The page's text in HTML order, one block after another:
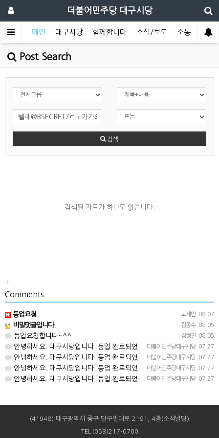
더불어민주당 대구시당
메인 대구시당 함께합니다 소식/보도 소통
Post Search
검색
검색된 자료가 하나도 없습니다.
+
Comments
노재민 08.07
등업요청
김종수 08.05
비밀댓글입니다.
김형진 08.05
등업요청합니다~^^
더불어민주당대구시당 07.27
안녕하세요. 대구시당입니다. 등업 완료되었습니다^^
더불어민주당대구시당 07.27
안녕하세요. 대구시당입니다. 등업 완료되었습니다^^
더불어민주당대구시당 07.27
안녕하세요. 대구시당입니다. 등업 완료되었습니다^^
더불어민주당대구시당 07.27
안녕하세요. 대구시당입니다. 등업 완료되었습니다^^
(41948) 대구광역시 중구 달구벌대로 2191, 4층(소석빌딩)
TEL:(053)217-0700